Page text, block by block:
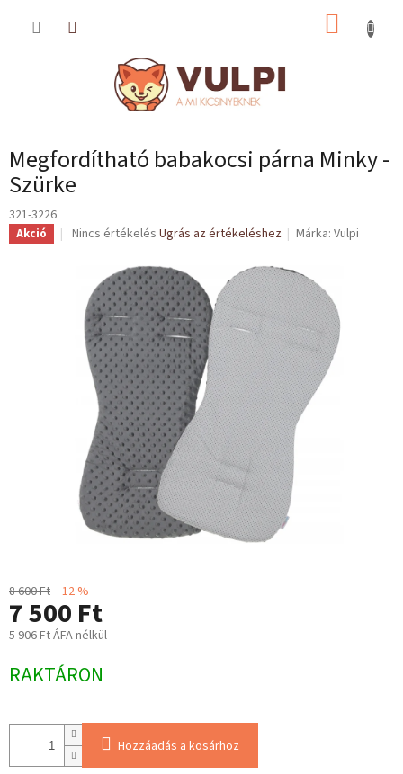
KOSÁR
Megfordítható babakocsi párna Minky -
Szürke
321-3226
Akció
A
értékelése
ből
0,0
csillag.
Nincs értékelés Ugrás az értékeléshez Márka:Vulpi
8 600 Ft –12 %
7 500 Ft
5 906 Ft ÁFA nélkül
Egységár:
RAKTÁRON
Hozzáadás a kosárhoz